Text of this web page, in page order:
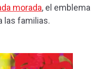
morada, el emblema
las familias.